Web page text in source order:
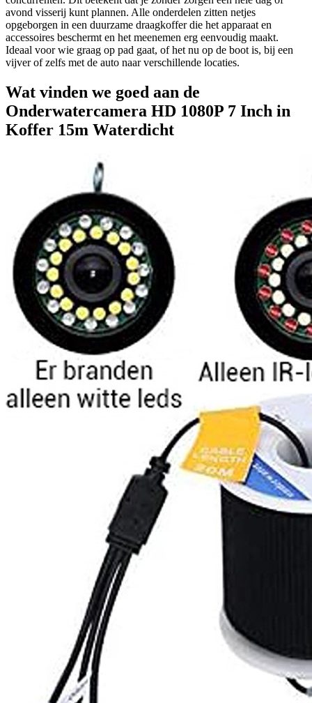
avond visserij kunt plannen. Alle onderdelen zitten netjes
opgeborgen in een duurzame draagkoffer die het apparaat en
accessoires beschermt en het meenemen erg eenvoudig maakt.
Ideaal voor wie graag op pad gaat, of het nu op de boot is, bij een
vijver of zelfs met de auto naar verschillende locaties.
Wat vinden we goed aan de
Onderwatercamera HD 1080P 7 Inch in
Koffer 15m Waterdicht